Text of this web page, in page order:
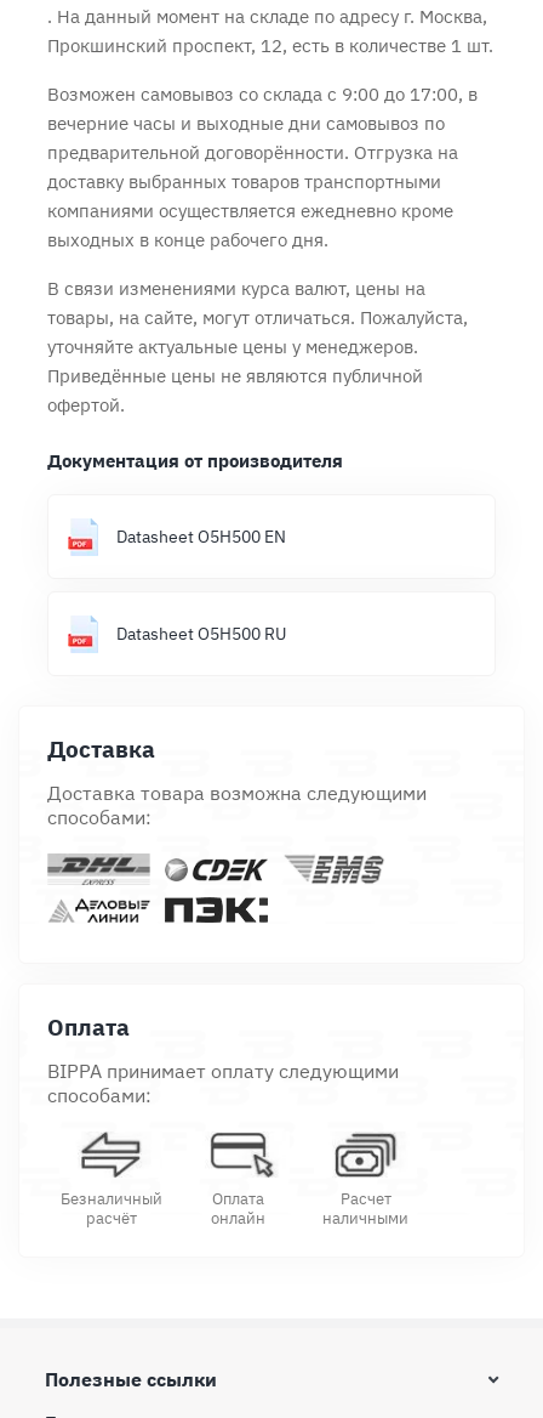
. На данный момент на складе по адресу г. Москва,
Прокшинский проспект, 12, есть в количестве 1 шт.
Возможен самовывоз со склада с 9:00 до 17:00, в
вечерние часы и выходные дни самовывоз по
предварительной договорённости. Отгрузка на
доставку выбранных товаров транспортными
компаниями осуществляется ежедневно кроме
выходных в конце рабочего дня.
В связи изменениями курса валют, цены на
товары, на сайте, могут отличаться. Пожалуйста,
уточняйте актуальные цены у менеджеров.
Приведённые цены не являются публичной
офертой.
Документация от производителя
Datasheet O5H500 EN
Datasheet O5H500 RU
Доставка
Доставка товара возможна следующими
способами:
Оплата
BIPPA принимает оплату следующими
способами:
Безналичный
расчёт
Оплата
онлайн
Расчет
наличными
Полезные ссылки